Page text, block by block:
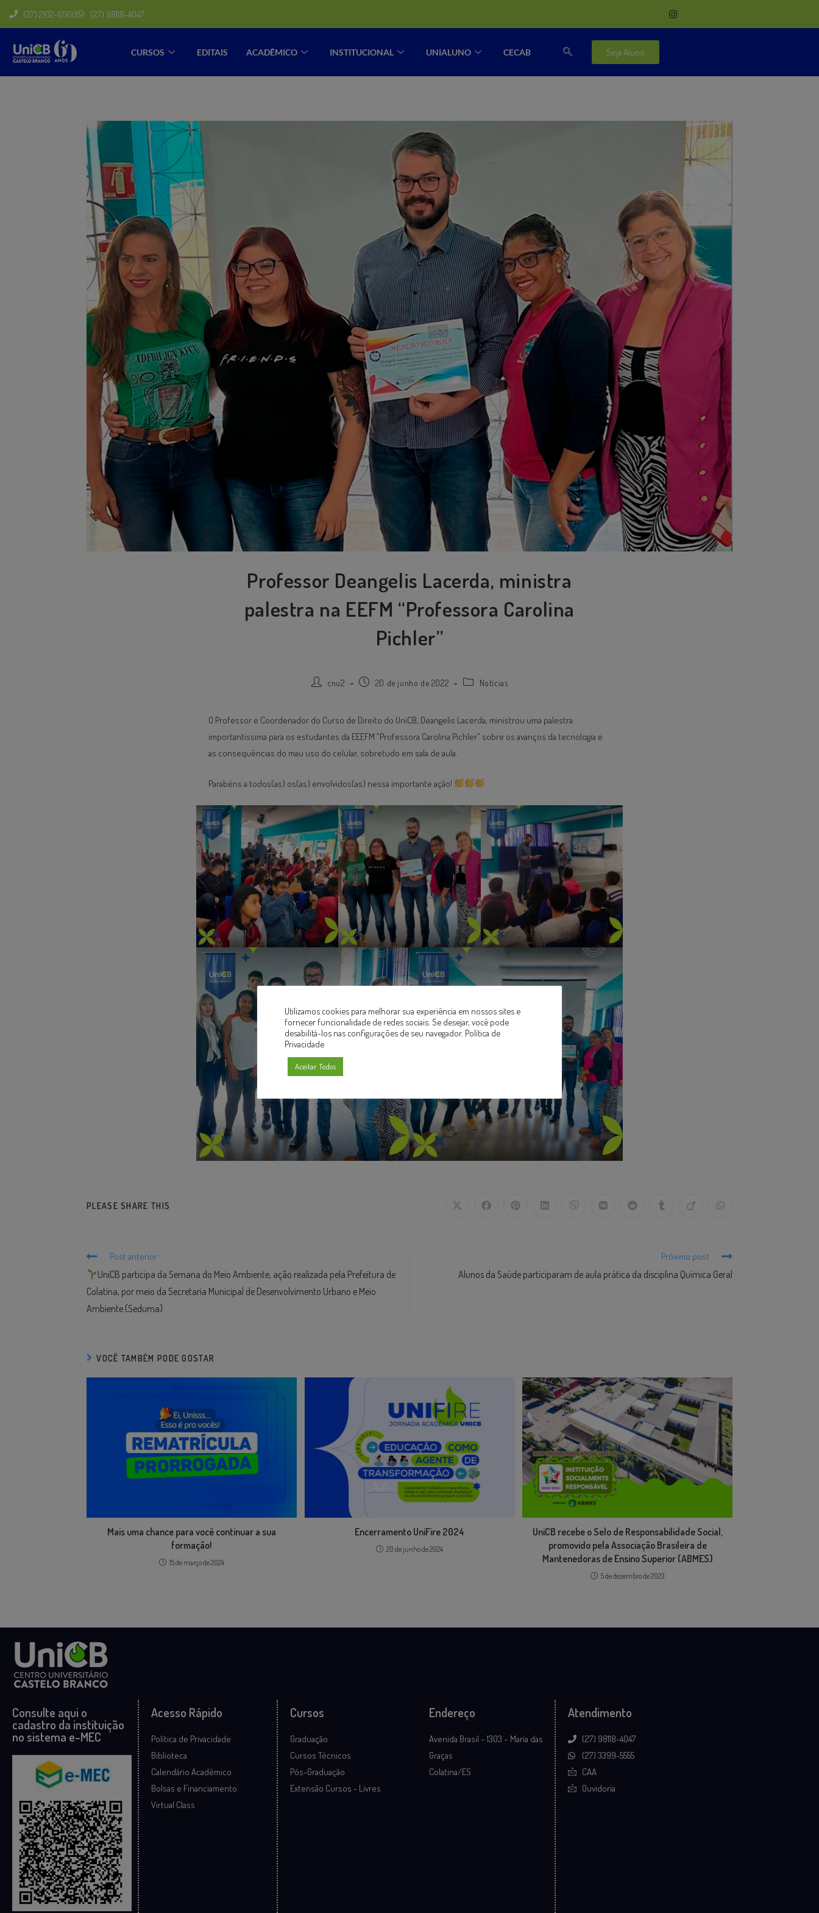
(27) 2102-6000 (27) 98118-4047
CURSOS EDITAIS ACADÊMICO INSTITUCIONAL UNIALUNO CECAB Seja Aluno
Professor Deangelis Lacerda, ministra
palestra na EEFM “Professora Carolina
Pichler”
cnu2 20 de junho de 2022 Notícias
O Professor e Coordenador do Curso de Direito do UniCB, Deangelis Lacerda, ministrou uma palestra
importantíssima para os estudantes da EEEFM “Professora Carolina Pichler” sobre os avanços da tecnologia e
as consequências do mau uso do celular, sobretudo em sala de aula.
Parabéns a todos(as) os(as) envolvidos(as) nessa importante ação!
PLEASE SHARE THIS
Post anterior
⁣UniCB participa da Semana do Meio Ambiente, ação realizada pela Prefeitura de
Colatina, por meio da Secretaria Municipal de Desenvolvimento Urbano e Meio
Ambiente (Seduma)
Próximo post
Alunos da Saúde participaram de aula prática da disciplina Química Geral
VOCÊ TAMBÉM PODE GOSTAR
Mais uma chance para você continuar a sua
formação!
15 de março de 2024
Encerramento UniFire 2024
20 de junho de 2024
UniCB recebe o Selo de Responsabilidade Social,
promovido pela Associação Brasileira de
Mantenedoras de Ensino Superior (ABMES)
5 de dezembro de 2023
Consulte aqui o
cadastro da instituição
no sistema e-MEC
Acesso Rápido
Política de Privacidade
Biblioteca
Calendário Acadêmico
Bolsas e Financiamento
Virtual Class
Cursos
Graduação
Cursos Técnicos
Pós-Graduação
Extensão Cursos - Livres
Endereço
Avenida Brasil – 1303 – Maria das
Graças
Colatina/ES
Atendimento
(27) 98118-4047
(27) 3399-5555
CAA
Ouvidoria
Utilizamos cookies para melhorar sua experiência em nossos sites e
fornecer funcionalidade de redes sociais. Se desejar, você pode
desabilitá-los nas configurações de seu navegador. Política de
Privacidade
Aceitar Todos